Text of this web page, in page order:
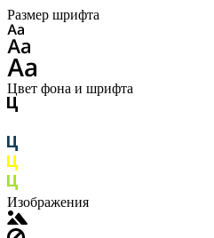
Размер шрифта
Цвет фона и шрифта
Изображения